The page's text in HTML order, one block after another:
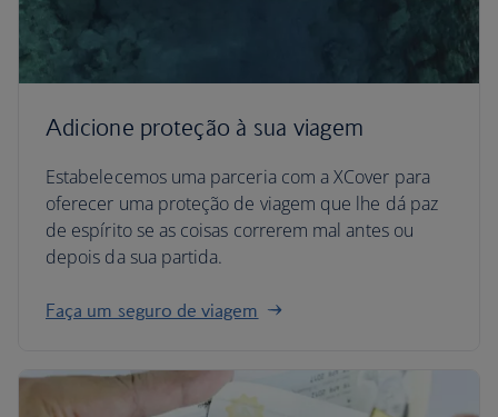
Adicione proteção à sua viagem
Estabelecemos uma parceria com a XCover para
oferecer uma proteção de viagem que lhe dá paz
de espírito se as coisas correrem mal antes ou
depois da sua partida.
Faça um seguro de viagem